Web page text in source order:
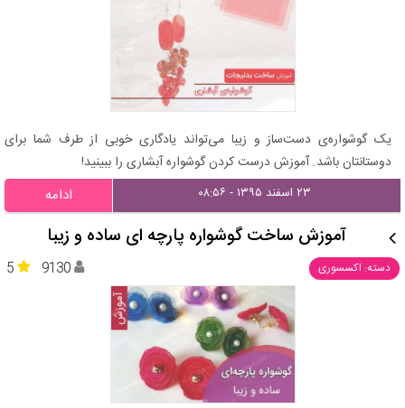
یک گوشواره‌ی دست‌ساز و زیبا می‌تواند یادگاری خوبی از طرف شما برای
دوستانتان باشد. آموزش درست کردن گوشواره آبشاری را ببینید!
۲۳ اسفند ۱۳۹۵ - ۰۸:۵۶ ادامه
آموزش ساخت گوشواره پارچه‌ ای ساده و زیبا
دسته: اکسسوری 5 9130